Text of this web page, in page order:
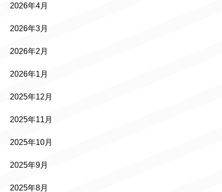
2026年4月
2026年3月
2026年2月
2026年1月
2025年12月
2025年11月
2025年10月
2025年9月
2025年8月